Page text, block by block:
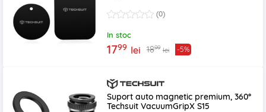
(0)
In stoc
1799 lei 1899 lei -5%
Suport auto magnetic premium, 360°
Techsuit VacuumGripX S15